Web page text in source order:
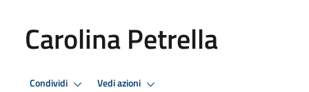
Carolina Petrella
Condividi Vedi azioni